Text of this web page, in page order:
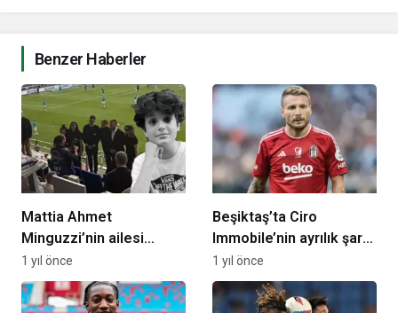
Benzer Haberler
Mattia Ahmet
Minguzzi’nin ailesi
Trabzonspor maçında
1 yıl önce
Beşiktaş’ta Ciro
Immobile’nin ayrılık şartı
belli oldu
1 yıl önce